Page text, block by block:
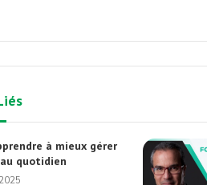
à mieux gérer
quotidien